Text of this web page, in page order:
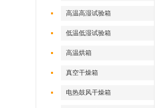
高温高湿试验箱
低温低湿试验箱
高温烘箱
真空干燥箱
电热鼓风干燥箱